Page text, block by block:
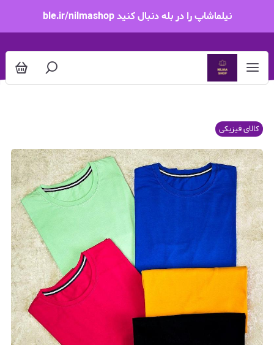
نیلماشاپ را در بله دنبال کنید ble.ir/nilmashop
کالای فیزیکی